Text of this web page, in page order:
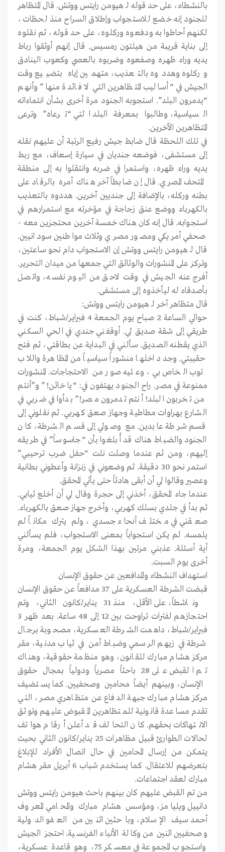
بالنشطاء، على حد قوله لـ هيومن رايتس ووتش. قال المتظاهر
للجنود إنه خضع للاستجواب وإطلاق السراح منذ لحظات،
لكنهم أحاطوا به ودفعوه وركلوه، على حد قوله، ثم نقلوه
إلى بناية قريبة من هيلتون رمسيس. قال إنهم أوثقوا رباط
يديه وراء ظهره وصفعوه وضربوه بالعصي وكعوب البنادق
وركلوه وهددوه بالتعذيب، متهمين إياه بتضييع وقت
الجيش في “أساليب المتظاهرين التي لا فائدة منها” وأنهم
“يدمرون البلد”. استجوبه الجنود مرة أخرى بشأن انتماءاته
السياسية، وطالبوا بمعرفة البلد التي “ترعاه” وترعى
المتظاهرين الآخرين.
في تلك اللحظة قال ضابط جيش رفيع الرتبة أن عليهم نقله
إلى مستشفى، فوضعه جنديان في سيارة إسعاف، مع ربط
يديه وراء ظهره، واستمرا في ضربه وانتقلوا به إلى منطقة
المتحف المصري. قال إن ضابطاً آخر هناك أمره بالرقاد على
بطنه وركله، بالإضافة إلى جنديين آخرين. هددوه بالتعذيب
بالكهرباء ووضع عنق زجاجة في مؤخرته مع استمرارهم في
استجوابه. قال إنه كان هناك خمسة آخرين محتجزين معه –
صحفي أمريكي ومصور مصري وثلاث مواطنين سودانيين.
قال لـ هيومن رايتس ووتش إن الاستجواب دام نحو ساعتين،
وتركز على المنشورات والوثائق التي جمعها من ميدان التحرير.
أفرج عنه الجيش في وقت لاحق من اليوم نفسه، واتصل
بأصدقاء له ليأخذوه إلى مستشفى.
قال متظاهر آخر لـ هيومن رايتس ووتش:
حوالي الساعة 2 صباح يوم الجمعة 4 فبراير/شباط، كنت في
طريقي إلى شقة صديق لي. أوقفني جندي في الحي السكني
الذي يقطنه الصديق. سألني في البداية عن بطاقتي، ثم فتح
حقيبتي. وجد داخلها منشوراً سياسياً من المظاهرة واللاب
توب الخاص بي، وعليه صور من الاحتجاجات. المنشورات
ممنوعة في مصر. راح الجنود يهتفون في: “يا خائن!” و”أنتم
من تخربون البلد! أنتم تدمرون مصر!” بدأوا في ضربي في
الشارع بهراوات مطاطية وجهاز صعق كهربي. ثم نقلوني إلى
قسم شرطة عابدين. مع وصولي إلى قسم الشرطة، كان
الجنود والضباط هناك قد أُبلغوا بأن “جاسوساً” في طريقه
إليهم، ومن ثم عندما وصلت نلت “حفل ضرب ترحيبي”
استمر نحو 30 دقيقة. ثم وضعوني في زنزانة وأعطوني بطانية
وعصير وقالوا لي أن أبقى هادئاً حتى يأتي المحقق.
عندما جاء المحقق، أخذني إلى حجرة وقال لي أن أخلع ثيابي.
ثم بدأ في جلدي بسلك كهربي، وأخرج جهاز صعق بالكهرباء.
صعقني في مختلف أنحاء جسدي، ولم يترك مكاناً لم
يلمسه. لم يكن استجواباً بمعنى الاستجواب، فلم يسألني
أية أسئلة. عذبني مرتين بهذا الشكل يوم الجمعة، ومرة
أخرى يوم السبت.
استهداف النشطاء والمدافعين عن حقوق الإنسان
قبضت الشرطة العسكرية على 37 مدافعاً عن حقوق الإنسان
وناشطاً، على الأقل، منذ 31 يناير/كانون الثاني، وتم
احتجازهم لفترات تراوحت بين 12 إلى 48 ساعة. بعد ظهر 3
فبراير/شباط، داهمت الشرطة العسكرية، مصحوبة برجال
شرطة في زيهم الرسمي وضباط أمن في ثياب مدنية، مقر
مركز هشام مبارك للقانون، وهو منظمة حقوقية، وهناك
تم القبض على 28 باحثاً مصرياً ودولياً بمجال حقوق
الإنسان، وبينهم أيضاً محامين وصحفيين. كما يستضيف
مركز هشام مبارك جبهة الدفاع عن متظاهري مصر، التي
تقدم مساعدة قانونية للمتظاهرين المقبوض عليهم وتوثق
الانتهاكات بحقهم. كان التحالف قد أعلن أرقام هواتف
لحالات الطوارئ قبيل مظاهرات 25 يناير/كانون الثاني بحيث
يتمكن من إرسال المحامين في حال اتصال الأفراد للإبلاغ
بتعرضهم للاعتقال. كما يستخدم شباب 6 أبريل مقر هشام
مبارك لعقد اجتماعات.
من تم القبض عليهم كان بينهم باحث هيومن رايتس ووتش
دانييل ويليامز، ومؤسس هشام مبارك والمحامي المعروف
أحمد سيف الإسلام، وباحثين اثنين من العفو الدولية
وصحفيين اثنين من وكالة الأنباء الفرنسية. احتجز الجيش
واستجوب المجموعة في معسكر 75، وهو قاعدة عسكرية،